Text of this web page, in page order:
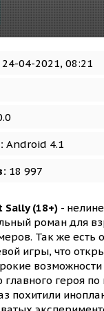
24-04-2021, 08:21
Android 4.1
18 997
Sally (18+) -
роман для
Так же есть
игры, что
героя
похитили